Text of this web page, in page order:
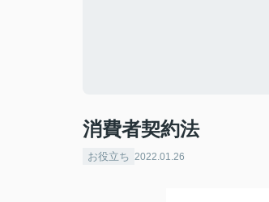
消費者契約法
お役立ち 2022.01.26